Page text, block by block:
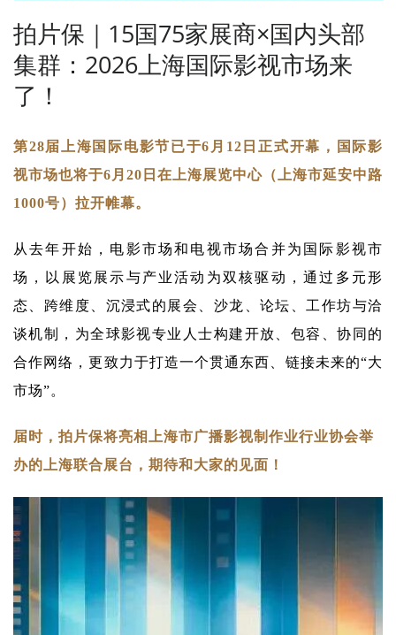
拍片保｜15国75家展商×国内头部
集群：2026上海国际影视市场来
了！
第28届上海国际电影节已于6月12日正式开幕，国际影
视市场也将于6月20日在上海展览中心（上海市延安中路
1000号）拉开帷幕。
从去年开始，电影市场和电视市场合并为国际影视市
场，以展览展示与产业活动为双核驱动，通过多元形
态、跨维度、沉浸式的展会、沙龙、论坛、工作坊与洽
谈机制，为全球影视专业人士构建开放、包容、协同的
合作网络，更致力于打造一个贯通东西、链接未来的“大
市场”。
届时，拍片保将亮相上海市广播影视制作业行业协会举
办的上海联合展台，期待和大家的见面！